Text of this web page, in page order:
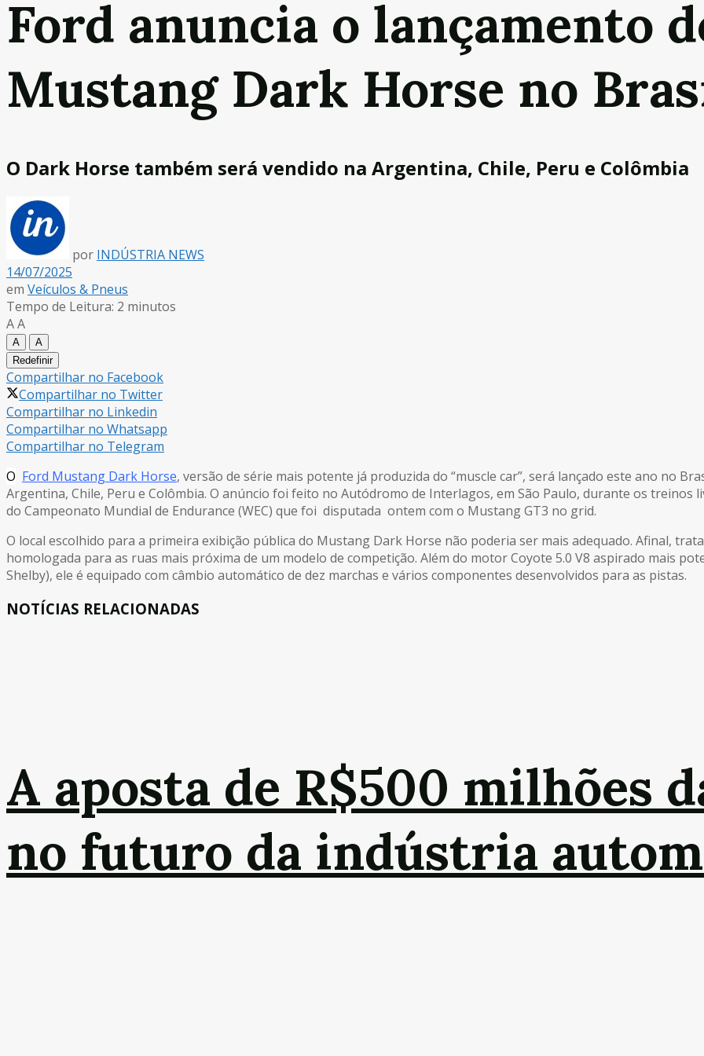
Ford anuncia o lançamento
Mustang Dark Horse no
O Dark Horse também será vendido na Argentina, Chile, Peru e Colômbia
por INDÚSTRIA NEWS
14/07/2025
em Veículos & Pneus
Tempo de Leitura: 2 minutos
AA
A
A
Redefinir
Compartilhar no Facebook
Compartilhar no Twitter
Compartilhar no Linkedin
Compartilhar no Whatsapp
Compartilhar no Telegram
O Ford Mustang Dark Horse, versão de série mais potente já produzida do “muscle car”, será lançado este ano no
Argentina, Chile, Peru e Colômbia. O anúncio foi feito no Autódromo de Interlagos, em São Paulo, durante os treinos
do Campeonato Mundial de Endurance (WEC) que foi disputada ontem com o Mustang GT3 no grid.
O local escolhido para a primeira exibição pública do Mustang Dark Horse não poderia ser mais adequado. Afinal,
homologada para as ruas mais próxima de um modelo de competição. Além do motor Coyote 5.0 V8 aspirado mais
Shelby), ele é equipado com câmbio automático de dez marchas e vários componentes desenvolvidos para as pistas.
NOTÍCIAS RELACIONADAS
A aposta de R$500 milhões
no futuro da indústria